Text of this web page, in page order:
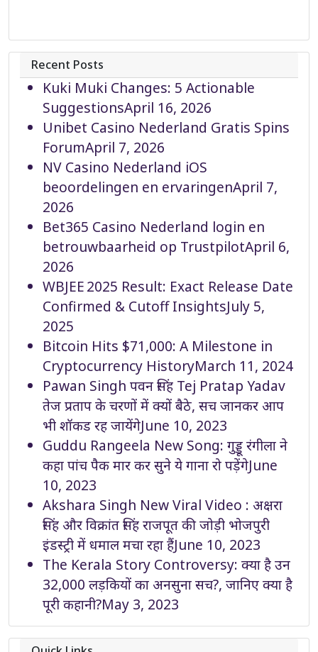
Recent Posts
Kuki Muki Changes: 5 Actionable
SuggestionsApril 16, 2026
Unibet Casino Nederland Gratis Spins
ForumApril 7, 2026
NV Casino Nederland iOS
beoordelingen en ervaringenApril 7,
2026
Bet365 Casino Nederland login en
betrouwbaarheid op TrustpilotApril 6,
2026
WBJEE 2025 Result: Exact Release Date
Confirmed & Cutoff InsightsJuly 5,
2025
Bitcoin Hits $71,000: A Milestone in
Cryptocurrency HistoryMarch 11, 2024
Pawan Singh पवन सिंह Tej Pratap Yadav
तेज प्रताप के चरणों में क्यों बैठे, सच जानकर आप
भी शॉकड रह जायेंगेJune 10, 2023
Guddu Rangeela New Song: गुड्डू रंगीला ने
कहा पांच पैक मार कर सुने ये गाना रो पड़ेंगेJune
10, 2023
Akshara Singh New Viral Video : अक्षरा
सिंह और विक्रांत सिंह राजपूत की जोड़ी भोजपुरी
इंडस्ट्री में धमाल मचा रहा हैंJune 10, 2023
The Kerala Story Controversy: क्या है उन
32,000 लड़कियों का अनसुना सच?, जानिए क्या है
पूरी कहानी?May 3, 2023